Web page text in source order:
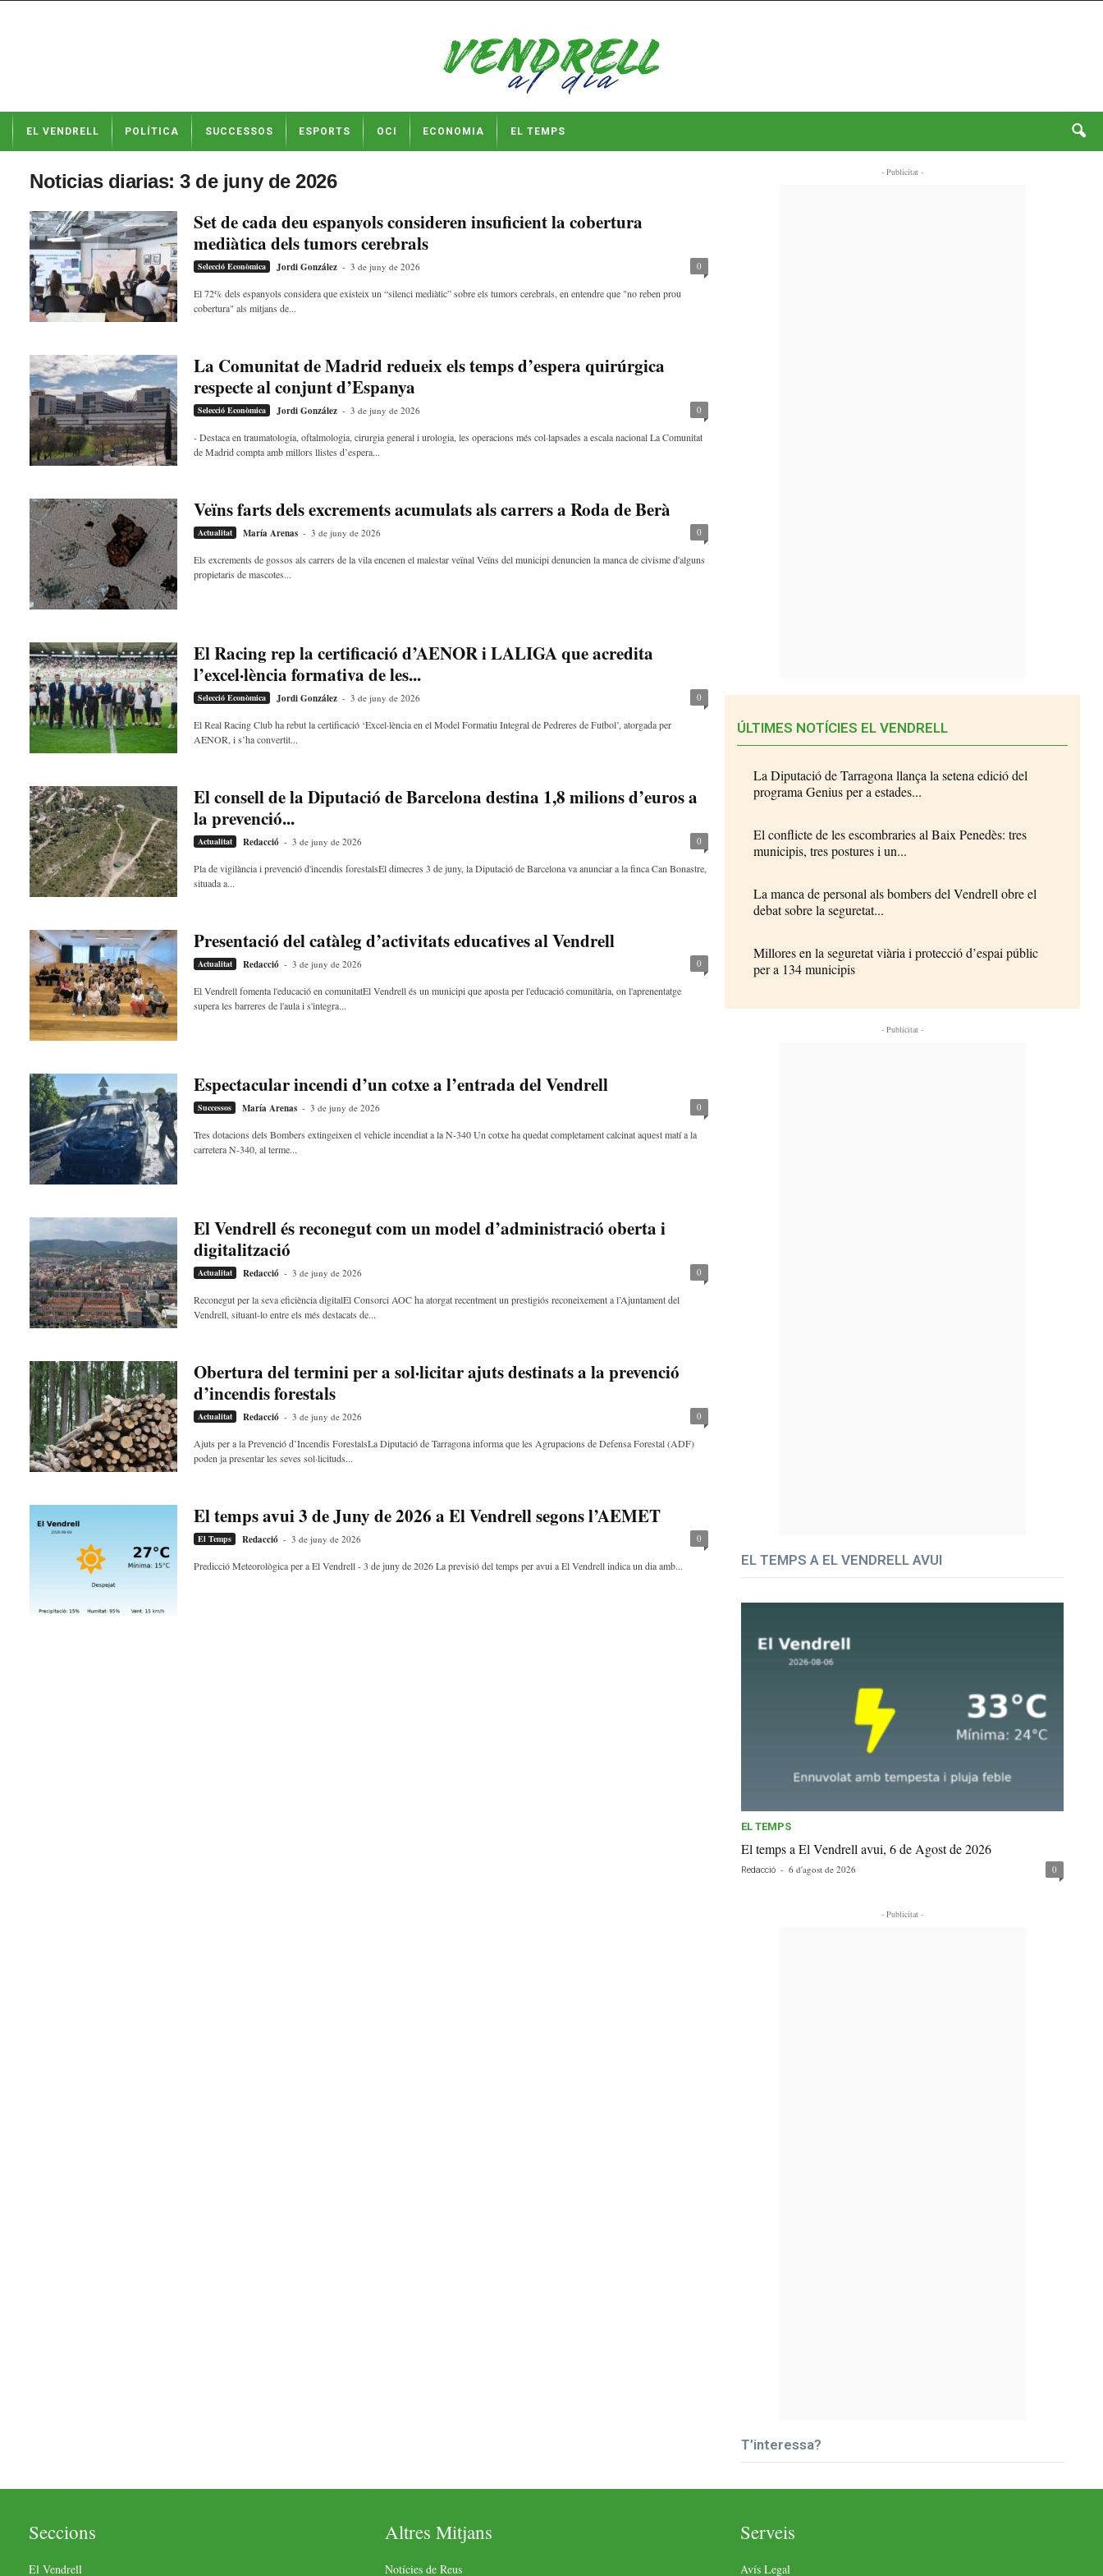
t
EL VENDRELL POLÍTICA SUCCESSOS ESPORTS OCI ECONOMIA EL TEMPS
Noticias diarias: 3 de juny de 2026
Set de cada deu espanyols consideren insuficient la cobertura
mediàtica dels tumors cerebrals
Selecció Econòmica Jordi González - 3 de juny de 2026 0
El 72% dels espanyols considera que existeix un “silenci mediàtic” sobre els tumors cerebrals, en entendre que "no reben prou
cobertura" als mitjans de...
La Comunitat de Madrid redueix els temps d’espera quirúrgica
respecte al conjunt d’Espanya
Selecció Econòmica Jordi González - 3 de juny de 2026 0
- Destaca en traumatologia, oftalmologia, cirurgia general i urologia, les operacions més col·lapsades a escala nacional La Comunitat
de Madrid compta amb millors llistes d’espera...
Veïns farts dels excrements acumulats als carrers a Roda de Berà
Actualitat María Arenas - 3 de juny de 2026 0
Els excrements de gossos als carrers de la vila encenen el malestar veïnal Veïns del municipi denuncien la manca de civisme d'alguns
propietaris de mascotes...
El Racing rep la certificació d’AENOR i LALIGA que acredita
l’excel·lència formativa de les...
Selecció Econòmica Jordi González - 3 de juny de 2026 0
El Real Racing Club ha rebut la certificació ‘Excel·lència en el Model Formatiu Integral de Pedreres de Futbol’, atorgada per
AENOR, i s’ha convertit...
El consell de la Diputació de Barcelona destina 1,8 milions d’euros a
la prevenció...
Actualitat Redacció - 3 de juny de 2026 0
Pla de vigilància i prevenció d'incendis forestalsEl dimecres 3 de juny, la Diputació de Barcelona va anunciar a la finca Can Bonastre,
situada a...
Presentació del catàleg d’activitats educatives al Vendrell
Actualitat Redacció - 3 de juny de 2026 0
El Vendrell fomenta l'educació en comunitatEl Vendrell és un municipi que aposta per l'educació comunitària, on l'aprenentatge
supera les barreres de l'aula i s'integra...
Espectacular incendi d’un cotxe a l’entrada del Vendrell
Successos María Arenas - 3 de juny de 2026 0
Tres dotacions dels Bombers extingeixen el vehicle incendiat a la N-340 Un cotxe ha quedat completament calcinat aquest matí a la
carretera N-340, al terme...
El Vendrell és reconegut com un model d’administració oberta i
digitalització
Actualitat Redacció - 3 de juny de 2026 0
Reconegut per la seva eficiència digitalEl Consorci AOC ha atorgat recentment un prestigiós reconeixement a l’Ajuntament del
Vendrell, situant-lo entre els més destacats de...
Obertura del termini per a sol·licitar ajuts destinats a la prevenció
d’incendis forestals
Actualitat Redacció - 3 de juny de 2026 0
Ajuts per a la Prevenció d’Incendis ForestalsLa Diputació de Tarragona informa que les Agrupacions de Defensa Forestal (ADF)
poden ja presentar les seves sol·licituds...
El temps avui 3 de Juny de 2026 a El Vendrell segons l’AEMET
El Temps Redacció - 3 de juny de 2026 0
Predicció Meteorològica per a El Vendrell - 3 de juny de 2026 La previsió del temps per avui a El Vendrell indica un dia amb...
- Publicitat -
ÚLTIMES NOTÍCIES EL VENDRELL
La Diputació de Tarragona llança la setena edició del
programa Genius per a estades...
El conflicte de les escombraries al Baix Penedès: tres
municipis, tres postures i un...
La manca de personal als bombers del Vendrell obre el
debat sobre la seguretat...
Millores en la seguretat viària i protecció d’espai públic
per a 134 municipis
- Publicitat -
EL TEMPS A EL VENDRELL AVUI
EL TEMPS
El temps a El Vendrell avui, 6 de Agost de 2026
Redacció - 6 d'agost de 2026 0
- Publicitat -
T’interessa?
Seccions
El Vendrell
Altres Mitjans
Notícies de Reus
Serveis
Avís Legal